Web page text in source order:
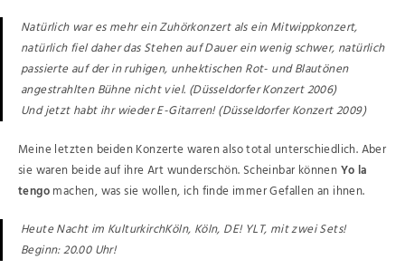
Natürlich war es mehr ein Zuhörkonzert als ein Mitwippkonzert,
natürlich fiel daher das Stehen auf Dauer ein wenig schwer, natürlich
passierte auf der in ruhigen, unhektischen Rot- und Blautönen
angestrahlten Bühne nicht viel. (Düsseldorfer Konzert 2006)
Und jetzt habt ihr wieder E-Gitarren! (Düsseldorfer Konzert 2009)
Meine letzten beiden Konzerte waren also total unterschiedlich. Aber
sie waren beide auf ihre Art wunderschön. Scheinbar könnenYo la
tengomachen, was sie wollen, ich finde immer Gefallen an ihnen.
Heute Nacht im KulturkirchKöln, Köln, DE! YLT, mit zwei Sets!
Beginn: 20.00 Uhr!